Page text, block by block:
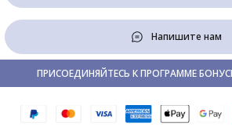
Напишите нам
ПРИСОЕДИНЯЙТЕСЬ К ПРОГРАММЕ БОНУСЫ